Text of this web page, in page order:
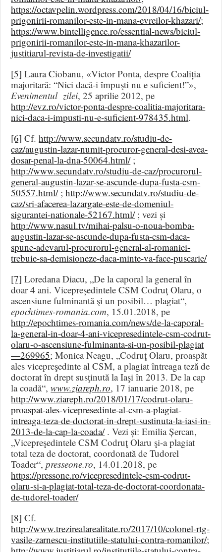
https://octavpelin.wordpress.com/2018/04/16/biciul-
prigonirii-romanilor-este-in-mana-evreilor-khazari/;
https://www.bintelligence.ro/essential-news/biciul-
prigonirii-romanilor-este-in-mana-khazarilor-
justitiarul-revista-de-investigatii/
[5] Laura Ciobanu, «Victor Ponta, despre Coaliția
majoritară: “Nici dacă-i împuşti nu e suficient!”»,
Evenimentul zilei, 25 aprilie 2012, pe
http://evz.ro/victor-ponta-despre-coalitia-majoritara-
nici-daca-i-impusti-nu-e-suficient-978435.html.
[6] Cf.http://www.secundatv.ro/studiu-de-
caz/augustin-lazar-numit-procuror-general-desi-avea-
dosar-penal-la-dna-50064.html/;
http://www.secundatv.ro/studiu-de-caz/procurorul-
general-augustin-lazar-se-ascunde-dupa-fusta-csm-
50557.html/;http://www.secundatv.ro/studiu-de-
caz/sri-afacerea-lazargate-este-de-domeniul-
sigurantei-nationale-52167.html/; vezi și
http://www.nasul.tv/mihai-palsu-o-noua-bomba-
augustin-lazar-se-ascunde-dupa-fusta-csm-daca-
spune-adevarul-procurorul-general-al-romaniei-
trebuie-sa-demisioneze-daca-minte-va-face-puscarie/
[7] Loredana Diacu, „De la caporal la general în
doar 4 ani. Vicepreşedintele CSM Codruţ Olaru, o
ascensiune fulminantă şi un posibil… plagiat“,
epochtimes-romania.com, 15.01.2018, pe
http://epochtimes-romania.com/news/de-la-caporal-
la-general-in-doar-4-ani-vicepresedintele-csm-codrut-
olaru-o-ascensiune-fulminanta-si-un-posibil-plagiat
—269965; Monica Neagu, „Codruţ Olaru, proaspăt
ales vicepreşedinte al CSM, a plagiat întreaga teză de
doctorat în drept susţinută la Iaşi în 2013. De la cap
la coadă“,www.ziareph.ro, 17 ianuarie 2018, pe
http://www.ziareph.ro/2018/01/17/codrut-olaru-
proaspat-ales-vicepresedinte-al-csm-a-plagiat-
intreaga-teza-de-doctorat-in-drept-sustinuta-la-iasi-in-
2013-de-la-cap-la-coada/. Vezi și: Emilia Șercan,
„Vicepreşedintele CSM Codruţ Olaru şi-a plagiat
total teza de doctorat, coordonată de Tudorel
Toader“,presseone.ro, 14.01.2018, pe
https://pressone.ro/vicepresedintele-csm-codrut-
olaru-si-a-plagiat-total-teza-de-doctorat-coordonata-
de-tudorel-toader/
[8] Cf.
http://www.trezirealarealitate.ro/2017/10/colonel-rtg-
vasile-zarnescu-institutiile-statului-contra-romanilor/;